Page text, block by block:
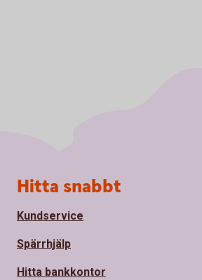
Sidfot
Hitta snabbt
Kundservice
Spärrhjälp
Hitta bankkontor